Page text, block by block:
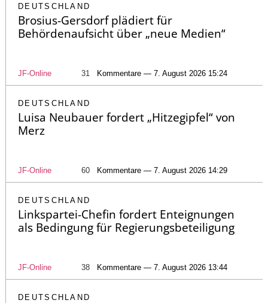
DEUTSCHLAND
Brosius-Gersdorf plädiert für
Behördenaufsicht über „neue Medien“
JF-Online 31 Kommentare — 7. August 2026 15:24
DEUTSCHLAND
Luisa Neubauer fordert „Hitzegipfel“ von
Merz
JF-Online 60 Kommentare — 7. August 2026 14:29
DEUTSCHLAND
Linkspartei-Chefin fordert Enteignungen
als Bedingung für Regierungsbeteiligung
JF-Online 38 Kommentare — 7. August 2026 13:44
DEUTSCHLAND